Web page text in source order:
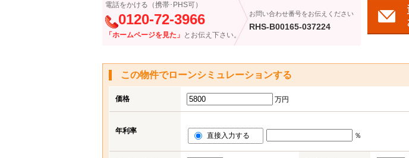
電話をかける（携帯･PHS可）
0120-72-3966
「ホームページを見た」 とお伝え下さい。
お問い合わせ番号をお伝えください
RHS-B00165-037224
この物件でローンシミュレーションする
価格 万円
年利率
直接入力する ％